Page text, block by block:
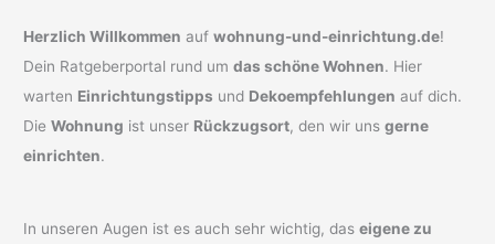
Herzlich Willkommen aufwohnung-und-einrichtung.de!
Dein Ratgeberportal rund umdas schöne Wohnen. Hier
warten Einrichtungstipps und Dekoempfehlungen auf dich.
DieWohnung ist unser Rückzugsort, den wir unsgerne
einrichten.
In unseren Augen ist es auch sehr wichtig, daseigene zu